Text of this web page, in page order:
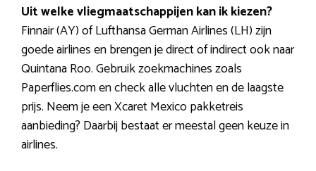
Uit welke vliegmaatschappijen kan ik kiezen?
Finnair (AY) of Lufthansa German Airlines (LH) zijn
goede airlines en brengen je direct of indirect ook naar
Quintana Roo. Gebruik zoekmachines zoals
Paperflies.com en check alle vluchten en de laagste
prijs. Neem je een Xcaret Mexico pakketreis
aanbieding? Daarbij bestaat er meestal geen keuze in
airlines.